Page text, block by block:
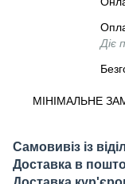
Діє
МІНІМАЛЬНЕ
Самовивіз із
Доставка в